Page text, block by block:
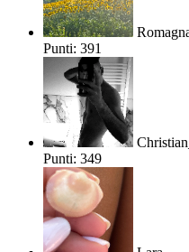
Punti: 391
Christian_
Punti: 349